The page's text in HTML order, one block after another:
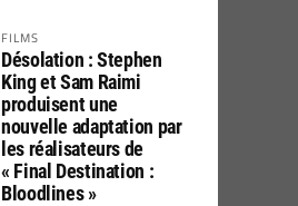
FILMS
Désolation : Stephen
King et Sam Raimi
produisent une
nouvelle adaptation par
les réalisateurs de
« Final Destination :
Bloodlines »